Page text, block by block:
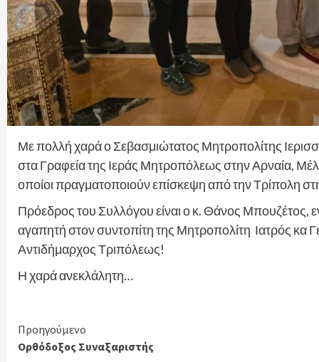
Με πολλή χαρά ο Σεβασμιώτατος Μητροπολίτης
στα Γραφεία της Ιεράς Μητροπόλεως στην Αρναία,
οποίοι πραγματοποιούν επίσκεψη από την Τρίπολη
Πρόεδρος του Συλλόγου είναι ο κ. Θάνος Μπουζέτος,
αγαπητή στον συντοπίτη της Μητροπολίτη Ιατρός κα
Αντιδήμαρχος Τριπόλεως!
Η χαρά ανεκλάλητη…
Continue
Reading
Προηγούμενο
Ορθόδοξος Συναξαριστής